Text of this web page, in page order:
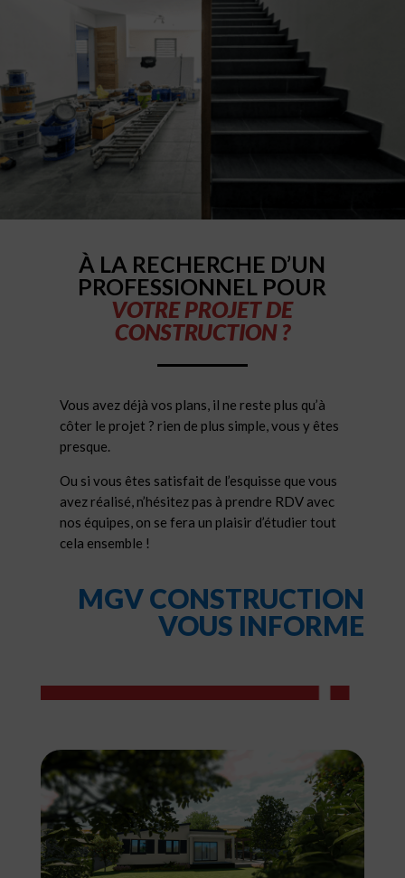
À LA RECHERCHE D’UN
PROFESSIONNEL POUR
VOTRE PROJET DE
CONSTRUCTION ?
Vous avez déjà vos plans, il ne reste plus qu’à
côter le projet ? rien de plus simple, vous y êtes
presque.
Ou si vous êtes satisfait de l’esquisse que vous
avez réalisé, n’hésitez pas à prendre RDV avec
nos équipes, on se fera un plaisir d’étudier tout
cela ensemble !
MGV CONSTRUCTION
VOUS INFORME